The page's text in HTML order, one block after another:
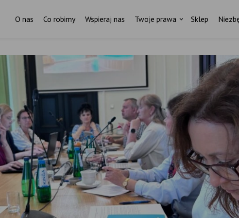
O nas Co robimy Wspieraj nas Twoje prawa Sklep
każdym pismem do ministra
stoi czyjaś historia.
I ktoś, kto nas wspiera.
stałym darczyńcą Fundacji Rodzić po Ludzku.